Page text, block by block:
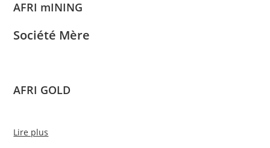
AFRI mINING
Société Mère
AFRI GOLD
Lire plus